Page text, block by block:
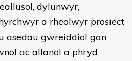
dylunwyr,
a rheolwyr prosiect
asedau gwreiddiol gan
ac allanol a phryd